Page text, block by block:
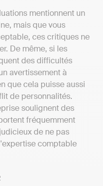
mentionnent un
mais que vous
ces critiques ne
De même, si les
des difficultés
avertissement à
que cela puisse aussi
de personnalités.
soulignent des
fréquemment
de ne pas
comptable